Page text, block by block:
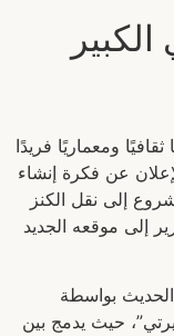
ومعماريًا فريدًا
عن فكرة إنشاء
هذا المشروع إلى نقل الكنز
إلى موقعه الجديد
بواسطة
حيث يدمج بين